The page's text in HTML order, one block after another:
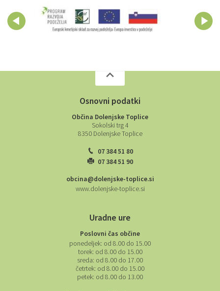
Osnovni podatki
Občina Dolenjske Toplice
Sokolski trg 4
8350 Dolenjske Toplice
07 384 51 80
07 384 51 90
obcina@dolenjske-toplice.si
www.dolenjske-toplice.si
Uradne ure
Poslovni čas občine
ponedeljek: od 8.00 do 15.00
torek: od 8.00 do 15.00
sreda: od 8.00 do 17.00
četrtek: od 8.00 do 15.00
petek: od 8.00 do 13.00